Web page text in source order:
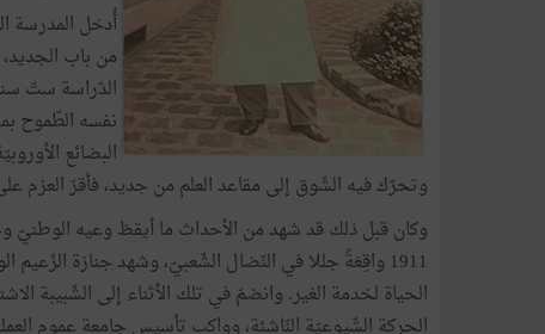
أُدخل المدرسة
من باب
الدّراسة ستّ
نفسه الطّموح
البضائع
وتحرّك فيه الشّوق إلى مقاعد العلم من جديد، فأقرّ العزم
وكان قبل ذلك قد شهد من الأحداث ما أيقظ وعيه الوطنيّ
الحياة لخدمة الغير. وانضمّ في تلك الأثناء إلى الشّبيبة